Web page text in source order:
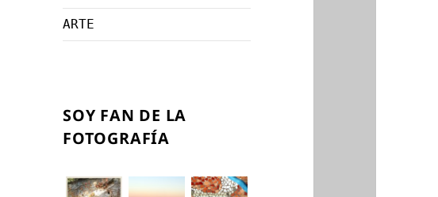
ARTE
SOY FAN DE LA
FOTOGRAFÍA